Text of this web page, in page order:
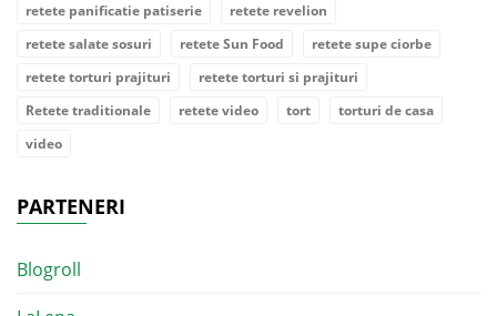
retete panificatie patiserie
retete revelion
retete salate sosuri
retete Sun Food
retete supe ciorbe
retete torturi prajituri
retete torturi si prajituri
Retete traditionale
retete video tort
torturi de casa
video
PARTENERI
Blogroll